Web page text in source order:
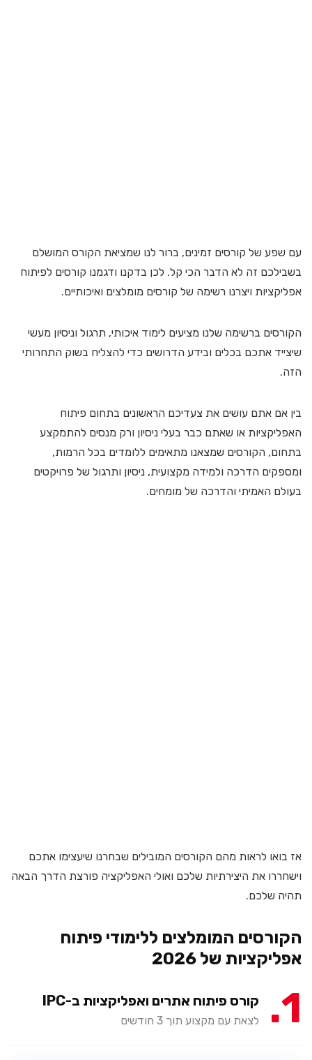
עם שפע של קורסים זמינים, ברור לנו שמציאת הקורס המושלם
בשבילכם זה לא הדבר הכי קל. לכן בדקנו ודגמנו קורסים לפיתוח
אפליקציות ויצרנו רשימה של קורסים מומלצים ואיכותיים.
הקורסים ברשימה שלנו מציעים לימוד איכותי, תרגול וניסיון מעשי
שיצייד אתכם בכלים ובידע הדרושים כדי להצליח בשוק התחרותי
הזה.
בין אם אתם עושים את צעדיכם הראשונים בתחום פיתוח
האפליקציות או שאתם כבר בעלי ניסיון ורק מנסים להתמקצע
בתחום, הקורסים שמצאנו מתאימים ללומדים בכל הרמות,
ומספקים הדרכה ולמידה מקצועית, ניסיון ותרגול של פרויקטים
בעולם האמיתי והדרכה של מומחים.
אז בואו לראות מהם הקורסים המובילים שבחרנו שיעצימו אתכם
וישחררו את היצירתיות שלכם ואולי האפליקציה פורצת הדרך הבאה
תהיה שלכם.
הקורסים המומלצים ללימודי פיתוח
אפליקציות של 2026
1 קורס פיתוח אתרים ואפליקציות ב-IPC
לצאת עם מקצוע תוך 3 חודשים